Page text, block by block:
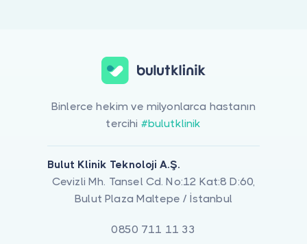
Binlerce hekim ve milyonlarca hastanın
tercihi #bulutklinik
Bulut Klinik Teknoloji A.Ş.
Cevizli Mh. Tansel Cd. No:12 Kat:8 D:60,
Bulut Plaza Maltepe / İstanbul
0850 711 11 33